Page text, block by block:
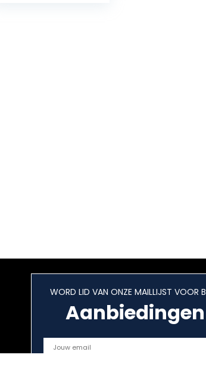
WORD LID VAN ONZE MAILLIJST VOOR
Aanbiedingen